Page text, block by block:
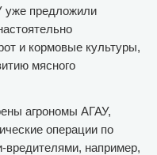
уже предложили
и кормовые культуры,
мясного
агрономы АГАУ,
операции по
вредителями, например,